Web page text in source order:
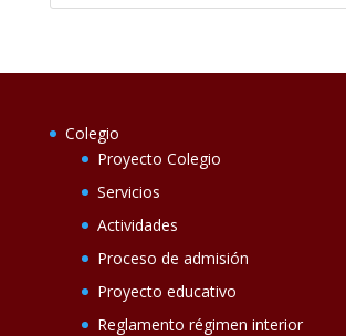
Colegio
Proyecto Colegio
Servicios
Actividades
Proceso de admisión
Proyecto educativo
Reglamento régimen interior